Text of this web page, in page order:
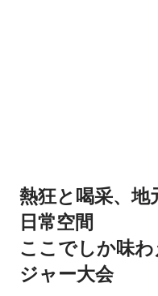
熱狂と喝采、
日常空間
ここでしか味
ジャー大会